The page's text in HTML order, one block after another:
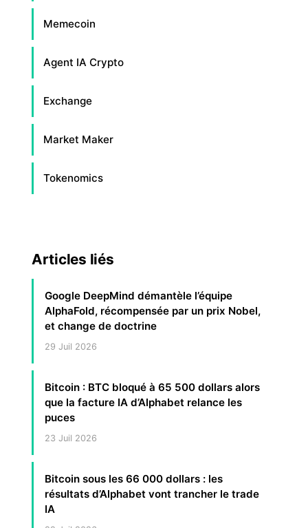
Memecoin
Agent IA Crypto
Exchange
Market Maker
Tokenomics
Articles liés
Google DeepMind démantèle l’équipe
AlphaFold, récompensée par un prix Nobel,
et change de doctrine
29 Juil 2026
Bitcoin : BTC bloqué à 65 500 dollars alors
que la facture IA d’Alphabet relance les
puces
23 Juil 2026
Bitcoin sous les 66 000 dollars : les
résultats d’Alphabet vont trancher le trade
IA